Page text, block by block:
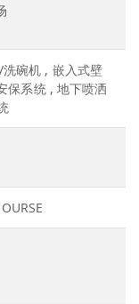
碗机 , 嵌入式壁
保系统 , 地下喷洒